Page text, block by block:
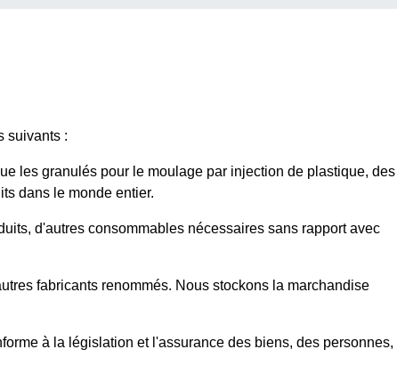
suivants :
les granulés pour le moulage par injection de plastique, des
dans le monde entier.
d'autres consommables nécessaires sans rapport avec
fabricants renommés. Nous stockons la marchandise
à la législation et l'assurance des biens, des personnes,